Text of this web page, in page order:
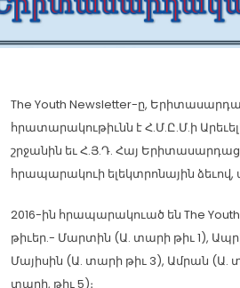
The Youth Newsletter-ը,
հրատարակութիւնն է Հ.Մ.Ը.Մ.ի
շրջանին եւ Հ.Յ.Դ. Հայ
հրապարակուի ելեկտրոնային ձեւով,
2016-ին հրապարակուած են The Youth
թիւեր.- Մարտին (Ա. տարի թիւ 1),
Մայիսին (Ա. տարի թիւ 3), Ամրան (Ա.
տարի, թիւ 5)։